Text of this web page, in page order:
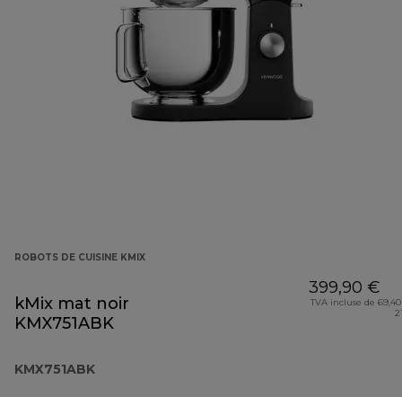
ROBOTS DE CUISINE KMIX
kMix mat noir
KMX751ABK
KMX751ABK
399,90 €
TVA incluse de